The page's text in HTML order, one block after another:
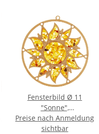
Fensterbild Ø 11
"Sonne",
Bernstein/Birke
Preise nach Anmeldung
sichtbar